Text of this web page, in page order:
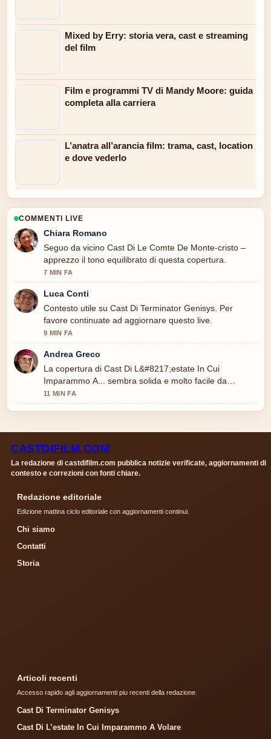
Mixed by Erry: storia vera, cast e streaming
del film
Film e programmi TV di Mandy Moore: guida
completa alla carriera
L’anatra all’arancia film: trama, cast, location
e dove vederlo
COMMENTI LIVE
Chiara Romano
Seguo da vicino Cast Di Le Comte De Monte-cristo –
apprezzo il tono equilibrato di questa copertura.
7 MIN FA
Luca Conti
Contesto utile su Cast Di Terminator Genisys. Per
favore continuate ad aggiornare questo live.
9 MIN FA
Andrea Greco
La copertura di Cast Di L&#8217;estate In Cui
Imparammo A... sembra solida e molto facile da
seguire.
11 MIN FA
CASTDIFILM.COM
La redazione di castdifilm.com pubblica notizie verificate, aggiornamenti di
contesto e correzioni con fonti chiare.
Redazione editoriale
Edizione mattina ciclo editoriale con aggiornamenti continui.
Chi siamo
Contatti
Storia
Articoli recenti
Accesso rapido agli aggiornamenti piu recenti della redazione.
Cast Di Terminator Genisys
Cast Di L’estate In Cui Imparammo A Volare